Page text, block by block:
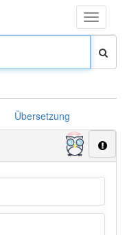
Toggle
Übersetzung